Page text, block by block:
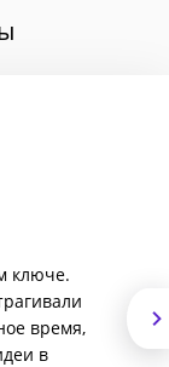
ключе.
время,
в